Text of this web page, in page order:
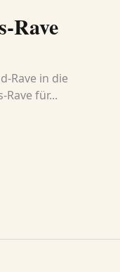
Rave
Rave in die
für...